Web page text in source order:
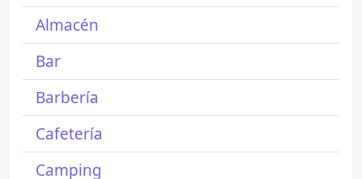
Almacén
Bar
Barbería
Cafetería
Camping